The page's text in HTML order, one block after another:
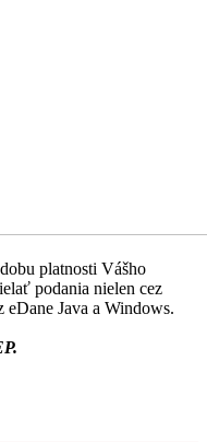
platnosti Vášho
podania nielen cez
Java a Windows.